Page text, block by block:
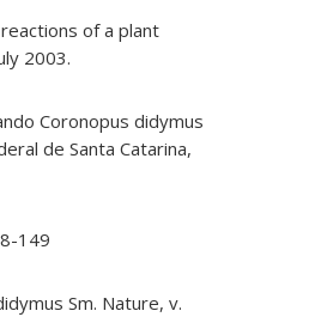
of a plant
2003.
Coronopus didymus
de Santa Catarina,
149
Sm. Nature, v.